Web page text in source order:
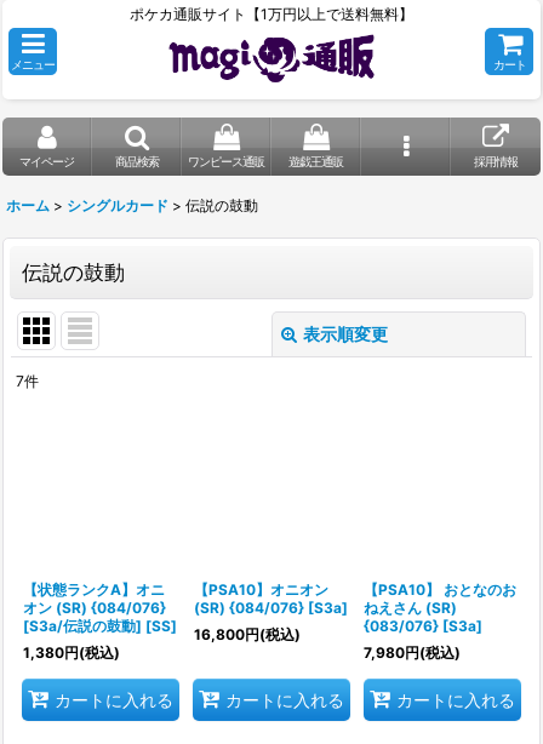
ポケカ通販サイト【1万円以上で送料無料】
メニュー カート
マイページ 商品検索 ワンピース通販 遊戯王通販 採用情報
ホーム > シングルカード > 伝説の鼓動
伝説の鼓動
表示順変更
絞り込む
7件
【状態ランクA】オニ
オン (SR) {084/076}
[S3a/伝説の鼓動] [SS]
1,380円(税込)
カートに入れる
【PSA10】オニオン
(SR) {084/076} [S3a]
16,800円(税込)
カートに入れる
【PSA10】 おとなのお
ねえさん (SR)
{083/076} [S3a]
7,980円(税込)
カートに入れる